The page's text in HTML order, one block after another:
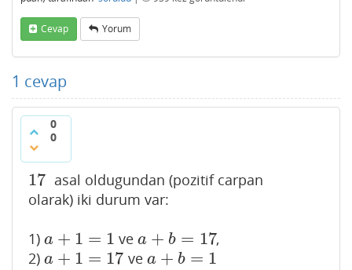
Cevap Yorum
1 cevap
0
0
17
17 asal oldugundan (pozitif carpan
olarak) iki durum var:
1) a + 1 = 1
a+1= 1 vea + b = 17
a+b=17
,
2) a + 1 = 17
a+1= 17 ve a + b = 1
a+b=1